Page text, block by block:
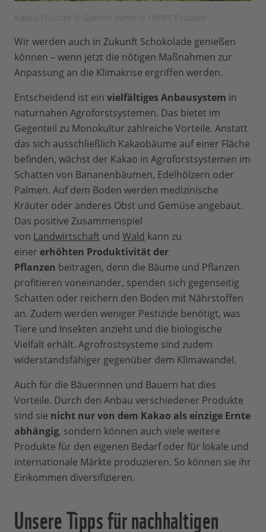
Wir werden auch in Zukunft Schokolade genießen
können – wenn jetzt die nötigen Maßnahmen zur
Anpassung an die Klimakrise ergriffen werden.
Entscheidend ist ein vielfältiges Anbausystem in
naturnahen Agroforstsystemen. Das bietet im
Gegenteil zu Monokultur zahlreiche Vorteile. Anstatt
das sich ausschließlich Kakaobäume auf einer Fläche
befinden, wächst der Kakao in Agroforstsystemen im
Schatten von Bananenbäumen, Edelhölzern oder
Palmen. Auf dem Boden werden medizinische
Kräuter oder anderes Obst und Gemüse angebaut.
Das positive Zusammenspiel
von Landwirtschaft und Wald kann zu
einer erhöhten Produktivität der
Pflanzen beitragen, denn die Bäume und Pflanzen
profitieren voneinander, spenden sich gegenseitig
Schatten oder reichern den Boden mit Nährstoffen
an. Zudem werden weniger Pestizide benötigt, was
Tiere und Insekten anzieht und die biologische
Vielfalt erhält. Agrofrostsysteme sind zudem
widerstandsfähiger gegenüber dem Klimawandel.
Auch für die Bäuerinnen und Bauern hat dies
Vorteile. Durch den Anbau verschiedener Produkte
sind sie nicht nur von dem Kakao als einzige Ernte
abhängig, sondern können auch viele weitere
Produkte für den eigenen Bedarf oder für lokale und
internationale Märkte produzieren. So können sie ihr
Einkommen diversifizieren.
Unsere Tipps für nachhaltigen